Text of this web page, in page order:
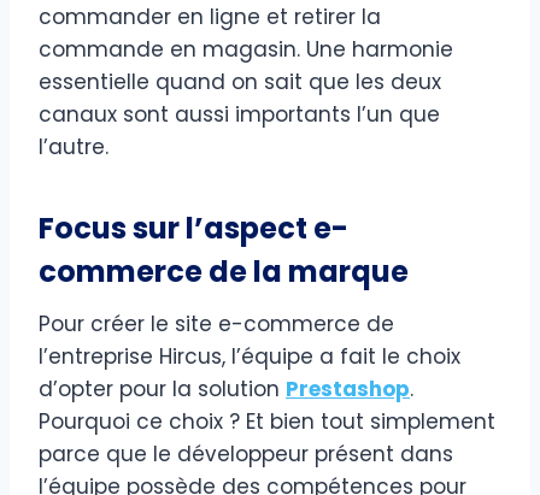
commander en ligne et retirer la
commande en magasin. Une harmonie
essentielle quand on sait que les deux
canaux sont aussi importants l’un que
l’autre.
Focus sur l’aspect e-
commerce de la marque
Pour créer le site e-commerce de
l’entreprise Hircus, l’équipe a fait le choix
d’opter pour la solution Prestashop.
Pourquoi ce choix ? Et bien tout simplement
parce que le développeur présent dans
l’équipe possède des compétences pour